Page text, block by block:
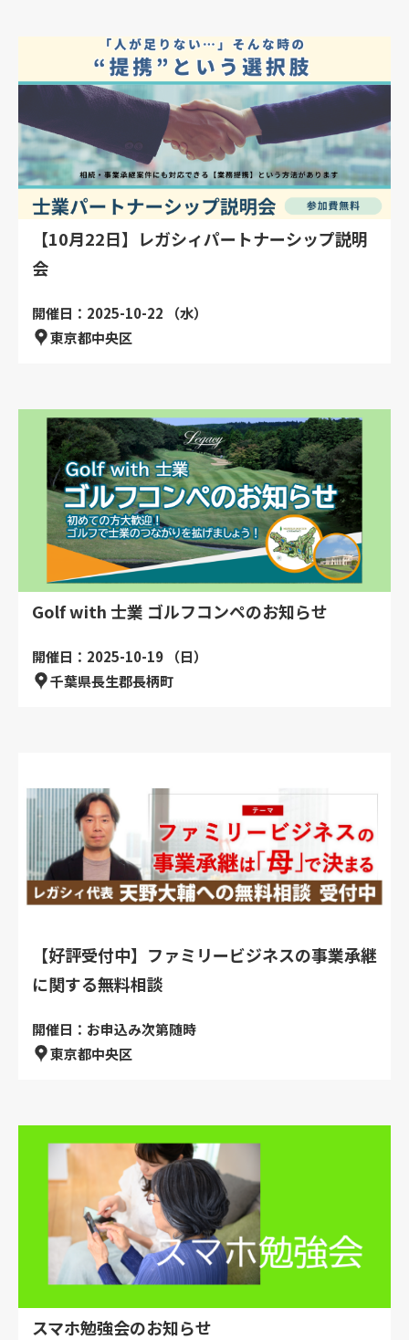
【10月22日】レガシィパートナーシップ説明
会
開催日：2025-10-22 （水）
東京都中央区
Golf with 士業 ゴルフコンペのお知らせ
開催日：2025-10-19 （日）
千葉県長生郡長柄町
【好評受付中】ファミリービジネスの事業承継
に関する無料相談
開催日：お申込み次第随時
東京都中央区
スマホ勉強会のお知らせ